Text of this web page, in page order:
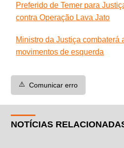
Preferido de Temer para
contra Operação Lava Jato
Ministro da Justiça combaterá
movimentos de esquerda
⚠️ Comunicar erro
NOTÍCIAS